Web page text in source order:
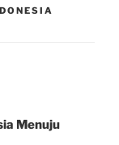
Menuju